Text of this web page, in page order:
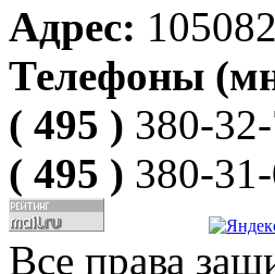
Адрес:
Телефоны
( 495 ) 380-
( 495 ) 380-
Все права